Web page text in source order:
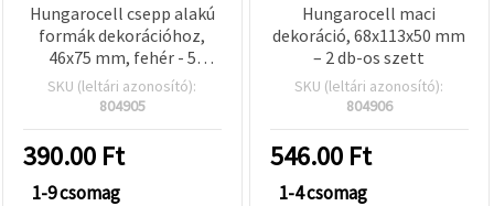
Az "Összes
elfogadása"
gombra
kattintva
megadhatja
Hungarocell csepp alakú
formák dekorációhoz,
46x75 mm, fehér - 5
db/csomag
SKU (leltári azonosító):
804905
390.00 Ft
1-9 csomag
Hungarocell maci
dekoráció, 68x113x50 mm
– 2 db-os szett
SKU (leltári azonosító):
804906
546.00 Ft
1-4 csomag